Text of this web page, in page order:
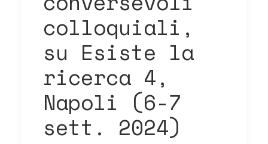
colloquiali,
su Esiste la
ricerca 4,
Napoli (6-7
sett. 2024)